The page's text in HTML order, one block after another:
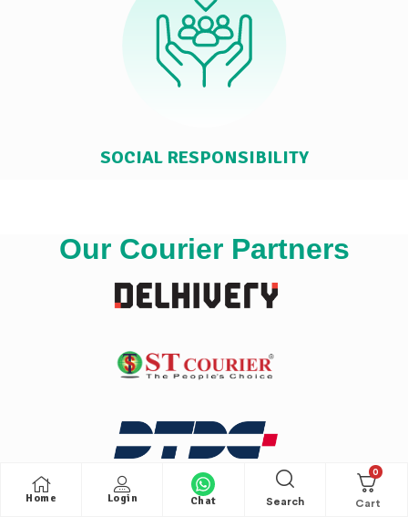
Home Login Chat Search
0
SOCIAL RESPONSIBILITY
Our Courier Partners